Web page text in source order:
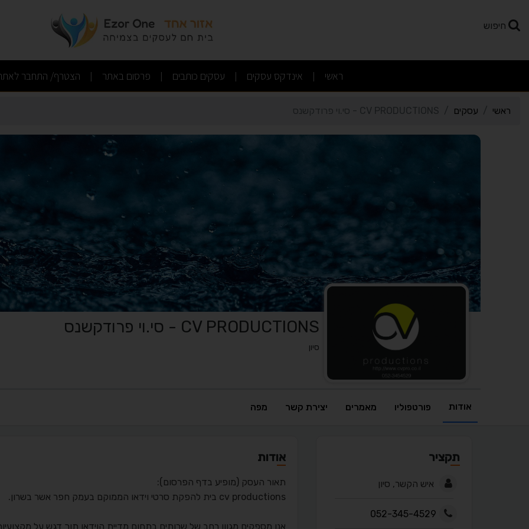
פרטי כרטיס העסק CV PRODUCTIONS - סי.וי פרודקשנס
חיפוש
ראשי | אינדקס עסקים | עסקים כותבים | פרסום באתר | הצטרף/ התחבר
ראשי עסקים CV PRODUCTIONS - סי.וי פרודקשנס
CV PRODUCTIONS - סי.וי פרודקשנס
סיון
אודות פורטפוליו מאמרים יצירת קשר מפה
תקציר
איש הקשר, סיון
052-345-4529
אודות
תאור העסק (מופיע בדף הפרסום):
cv productions בית להפקת סרטי וידאו הממוקם בעמק חפר אשר בשרון.
אנו מספקים מגוון רחב של שרותים בתחום מדיית הוידאו תוך דגש על